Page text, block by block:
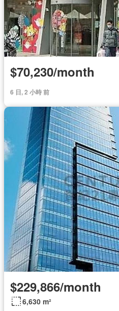
$70,230/month
6 日, 2 小時 前
$229,866/month
6,630 m²